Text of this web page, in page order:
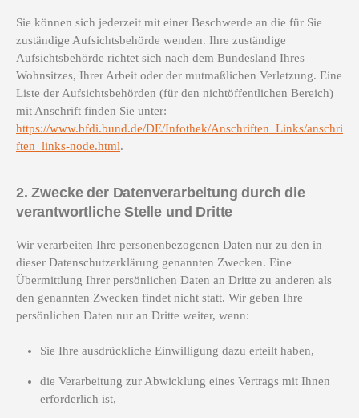
Sie können sich jederzeit mit einer Beschwerde an die für Sie
zuständige Aufsichtsbehörde wenden. Ihre zuständige
Aufsichtsbehörde richtet sich nach dem Bundesland Ihres
Wohnsitzes, Ihrer Arbeit oder der mutmaßlichen Verletzung. Eine
Liste der Aufsichtsbehörden (für den nichtöffentlichen Bereich)
mit Anschrift finden Sie unter:
https://www.bfdi.bund.de/DE/Infothek/Anschriften_Links/anschri
ften_links-node.html.
2. Zwecke der Datenverarbeitung durch die
verantwortliche Stelle und Dritte
Wir verarbeiten Ihre personenbezogenen Daten nur zu den in
dieser Datenschutzerklärung genannten Zwecken. Eine
Übermittlung Ihrer persönlichen Daten an Dritte zu anderen als
den genannten Zwecken findet nicht statt. Wir geben Ihre
persönlichen Daten nur an Dritte weiter, wenn:
Sie Ihre ausdrückliche Einwilligung dazu erteilt haben,
die Verarbeitung zur Abwicklung eines Vertrags mit Ihnen
erforderlich ist,